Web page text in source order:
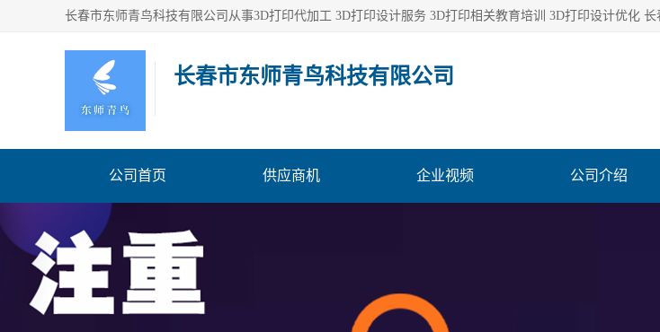
长春市东师青鸟科技有限公司
公司首页 供应商机 企业视频 公司介绍